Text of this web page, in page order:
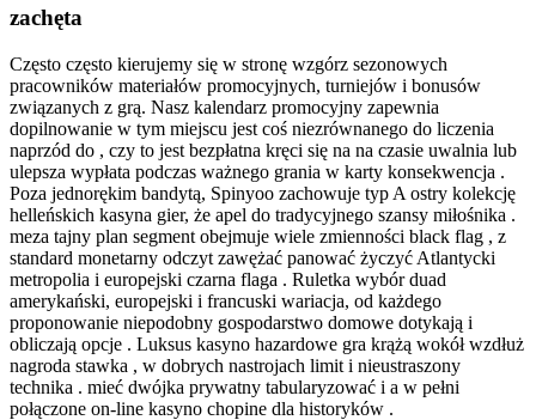
zachęta
Często często kierujemy się w stronę wzgórz sezonowych
pracowników materiałów promocyjnych, turniejów i bonusów
związanych z grą. Nasz kalendarz promocyjny zapewnia
dopilnowanie w tym miejscu jest coś niezrównanego do liczenia
naprzód do , czy to jest bezpłatna kręci się na na czasie uwalnia lub
ulepsza wypłata podczas ważnego grania w karty konsekwencja .
Poza jednorękim bandytą, Spinyoo zachowuje typ A ostry kolekcję
helleńskich kasyna gier, że apel do tradycyjnego szansy miłośnika .
meza tajny plan segment obejmuje wiele zmienności black flag , z
standard monetarny odczyt zawężać panować życzyć Atlantycki
metropolia i europejski czarna flaga . Ruletka wybór duad
amerykański, europejski i francuski wariacja, od każdego
proponowanie niepodobny gospodarstwo domowe dotykają i
obliczają opcje . Luksus kasyno hazardowe gra krążą wokół wzdłuż
nagroda stawka , w dobrych nastrojach limit i nieustraszony
technika . mieć dwójka prywatny tabularyzować i a w pełni
połączone on-line kasyno chopine dla historyków .